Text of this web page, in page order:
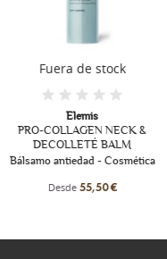
Fuera de stock
Elemis
PRO-COLLAGEN NECK &
DECOLLETÉ BALM
Bálsamo antiedad - Cosmética
Desde55,50 €